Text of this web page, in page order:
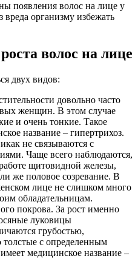
появления волос на лице у
организму избежать
волос на лице
двух видов:
довольно часто
женщин. В этом случае
и очень тонкие. Такое
название – гипертрихоз.
не связываются с
Чаще всего наблюдаются,
щитовидной железы,
же половое созревание. В
лице не слишком много
обладательницам.
покрова. За рост именно
луковицы
грубостью,
толстые с определенным
медицинское название –